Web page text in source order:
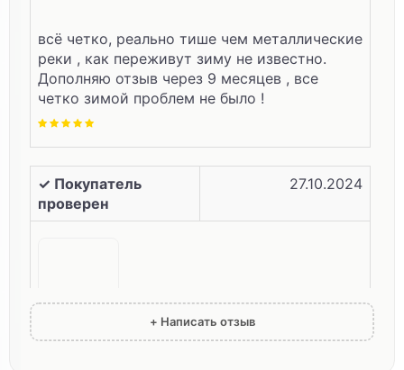
всё четко, реально тише чем металлические
реки , как переживут зиму не известно.
Дополняю отзыв через 9 месяцев , все
четко зимой проблем не было !
✓ Покупатель
проверен
27.10.2024
+ Написать отзыв